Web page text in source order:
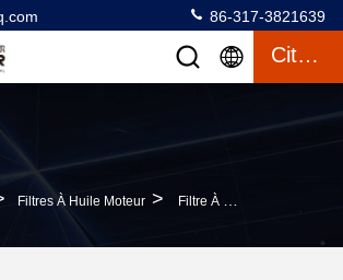
86-317-3821639
Citation
Filtres À Huile Moteur > Filtre À Huile Automatique À Débit Élevé 2630035501 30035503 2630035502